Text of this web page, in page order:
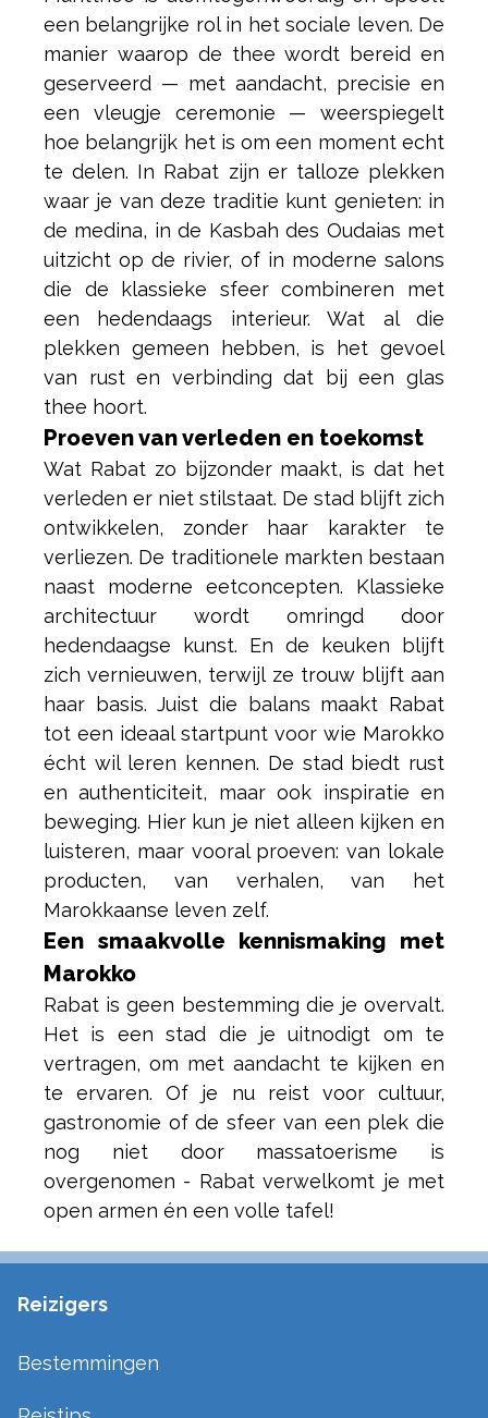
een belangrijke rol in het sociale leven. De
manier waarop de thee wordt bereid en
geserveerd — met aandacht, precisie en
een vleugje ceremonie — weerspiegelt
hoe belangrijk het is om een moment echt
te delen. In Rabat zijn er talloze plekken
waar je van deze traditie kunt genieten: in
de medina, in de Kasbah des Oudaias met
uitzicht op de rivier, of in moderne salons
die de klassieke sfeer combineren met
een hedendaags interieur. Wat al die
plekken gemeen hebben, is het gevoel
van rust en verbinding dat bij een glas
thee hoort.
Proeven van verleden en toekomst
Wat Rabat zo bijzonder maakt, is dat het
verleden er niet stilstaat. De stad blijft zich
ontwikkelen, zonder haar karakter te
verliezen. De traditionele markten bestaan
naast moderne eetconcepten. Klassieke
architectuur wordt omringd door
hedendaagse kunst. En de keuken blijft
zich vernieuwen, terwijl ze trouw blijft aan
haar basis. Juist die balans maakt Rabat
tot een ideaal startpunt voor wie Marokko
écht wil leren kennen. De stad biedt rust
en authenticiteit, maar ook inspiratie en
beweging. Hier kun je niet alleen kijken en
luisteren, maar vooral proeven: van lokale
producten, van verhalen, van het
Marokkaanse leven zelf.
Een smaakvolle kennismaking met
Marokko
Rabat is geen bestemming die je overvalt.
Het is een stad die je uitnodigt om te
vertragen, om met aandacht te kijken en
te ervaren. Of je nu reist voor cultuur,
gastronomie of de sfeer van een plek die
nog niet door massatoerisme is
overgenomen - Rabat verwelkomt je met
open armen én een volle tafel!
Reizigers
Bestemmingen